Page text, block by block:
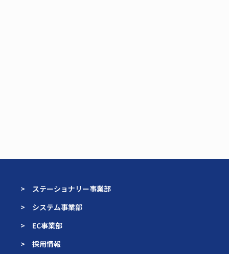
> ステーショナリー事業部
> システム事業部
> EC事業部
> 採用情報